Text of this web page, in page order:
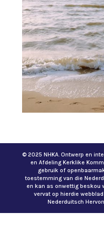
© 2025 NHKA. Ontwerp en
en Afdeling Kerklike
gebruik of
toestemming van die
en kan as onwettig beskou
vervat op hierdie
Nederduitsch